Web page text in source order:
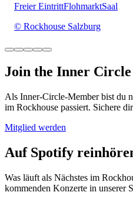
Freier EintrittFlohmarktSaal
© Rockhouse Salzburg
Join the Inner Circle
Als Inner-Circle-Member bist du
im Rockhouse passiert. Sichere
Mitglied werden
Auf Spotify
Was läuft als Nächstes im
kommenden Konzerte in unserer